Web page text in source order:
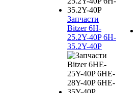
Запчасти
Bitzer 6H-
25.2Y-40P 6H-
35.2Y-40P